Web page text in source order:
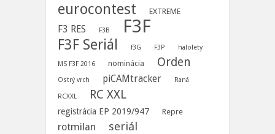
eurocontest EXTREME
F3 RES F3B F3F
F3F Seriál f3G F3P halolety
MS F3F 2016 nominácia Orden
Ostrý vrch piCAMtracker Raná
RCXXL RC XXL
registrácia EP 2019/947 Repre
rotmilan seriál